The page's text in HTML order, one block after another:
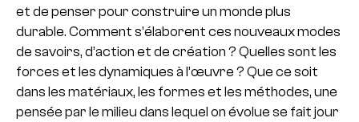
et de penser pour construire un monde plus
durable. Comment s’élaborent ces nouveaux modes
de savoirs, d’action et de création ? Quelles sont les
forces et les dynamiques à l’œuvre ? Que ce soit
dans les matériaux, les formes et les méthodes, une
pensée par le milieu dans lequel on évolue se fait jour